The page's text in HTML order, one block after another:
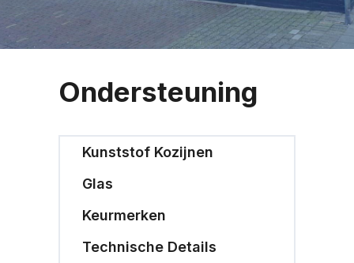
Ondersteuning
Kunststof Kozijnen
Glas
Keurmerken
Technische Details